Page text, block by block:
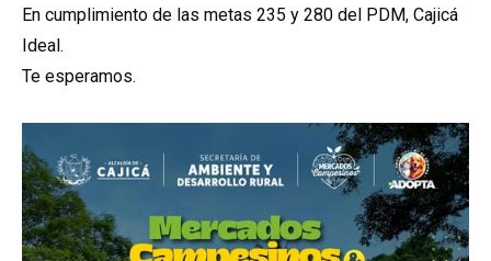
En cumplimiento de las metas 235 y 280 del PDM, Cajicá
Ideal.
Te esperamos.